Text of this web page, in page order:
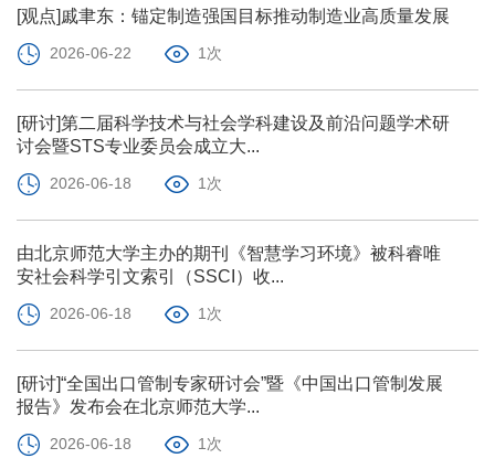
[观点]戚聿东：锚定制造强国目标推动制造业高质量发展
2026-06-22 1次
[研讨]第二届科学技术与社会学科建设及前沿问题学术研
讨会暨STS专业委员会成立大...
2026-06-18 1次
由北京师范大学主办的期刊《智慧学习环境》被科睿唯
安社会科学引文索引（SSCI）收...
2026-06-18 1次
[研讨]“全国出口管制专家研讨会”暨《中国出口管制发展
报告》发布会在北京师范大学...
2026-06-18 1次